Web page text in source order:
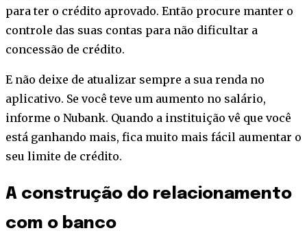
para ter o crédito aprovado. Então procure manter o
controle das suas contas para não dificultar a
concessão de crédito.
E não deixe de atualizar sempre a sua renda no
aplicativo. Se você teve um aumento no salário,
informe o Nubank. Quando a instituição vê que você
está ganhando mais, fica muito mais fácil aumentar o
seu limite de crédito.
A construção do relacionamento
com o banco